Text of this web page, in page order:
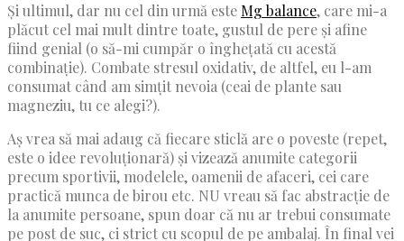
Și ultimul, dar nu cel din urmă este Mg balance, care mi-a
plăcut cel mai mult dintre toate, gustul de pere și afine
fiind genial (o să-mi cumpăr o înghețată cu acestă
combinație). Combate stresul oxidativ, de altfel, eu l-am
consumat când am simțit nevoia (ceai de plante sau
magneziu, tu ce alegi?).
Aș vrea să mai adaug că fiecare sticlă are o poveste (repet,
este o idee revoluționară) și vizează anumite categorii
precum sportivii, modelele, oamenii de afaceri, cei care
practică munca de birou etc. NU vreau să fac abstracție de
la anumite persoane, spun doar că nu ar trebui consumate
pe post de suc, ci strict cu scopul de pe ambalaj. În final vei